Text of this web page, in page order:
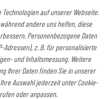
einem externen
Personenbezogenen
erfasst werden, werden auf
Analysedienste von 1&1-
1&1 IONOS SE,
Montabaur.
auf unserer Webseite.
andere uns helfen, diese
Personenbezogene Daten
Adressen), z. B. für personalisierte
und Inhaltsmessung. Weitere
Ihrer Daten finden Sie in unserer
Auswahl jederzeit unter Cookie-
oder anpassen.